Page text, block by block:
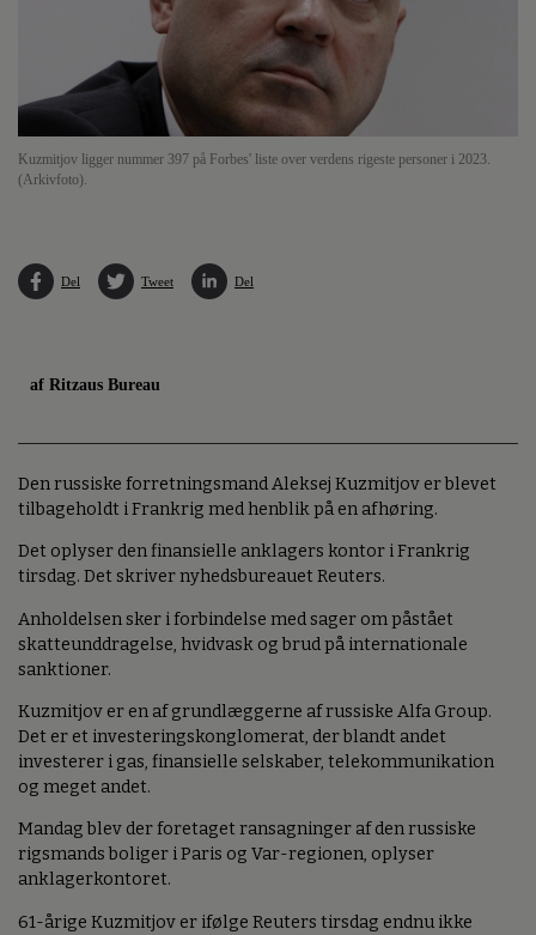
Kuzmitjov ligger nummer 397 på Forbes' liste over verdens rigeste personer i 2023.
(Arkivfoto).
Del Tweet Del
af Ritzaus Bureau
Den russiske forretningsmand Aleksej Kuzmitjov er blevet
tilbageholdt i Frankrig med henblik på en afhøring.
Det oplyser den finansielle anklagers kontor i Frankrig
tirsdag. Det skriver nyhedsbureauet Reuters.
Anholdelsen sker i forbindelse med sager om påstået
skatteunddragelse, hvidvask og brud på internationale
sanktioner.
Kuzmitjov er en af grundlæggerne af russiske Alfa Group.
Det er et investeringskonglomerat, der blandt andet
investerer i gas, finansielle selskaber, telekommunikation
og meget andet.
Mandag blev der foretaget ransagninger af den russiske
rigsmands boliger i Paris og Var-regionen, oplyser
anklagerkontoret.
61-årige Kuzmitjov er ifølge Reuters tirsdag endnu ikke